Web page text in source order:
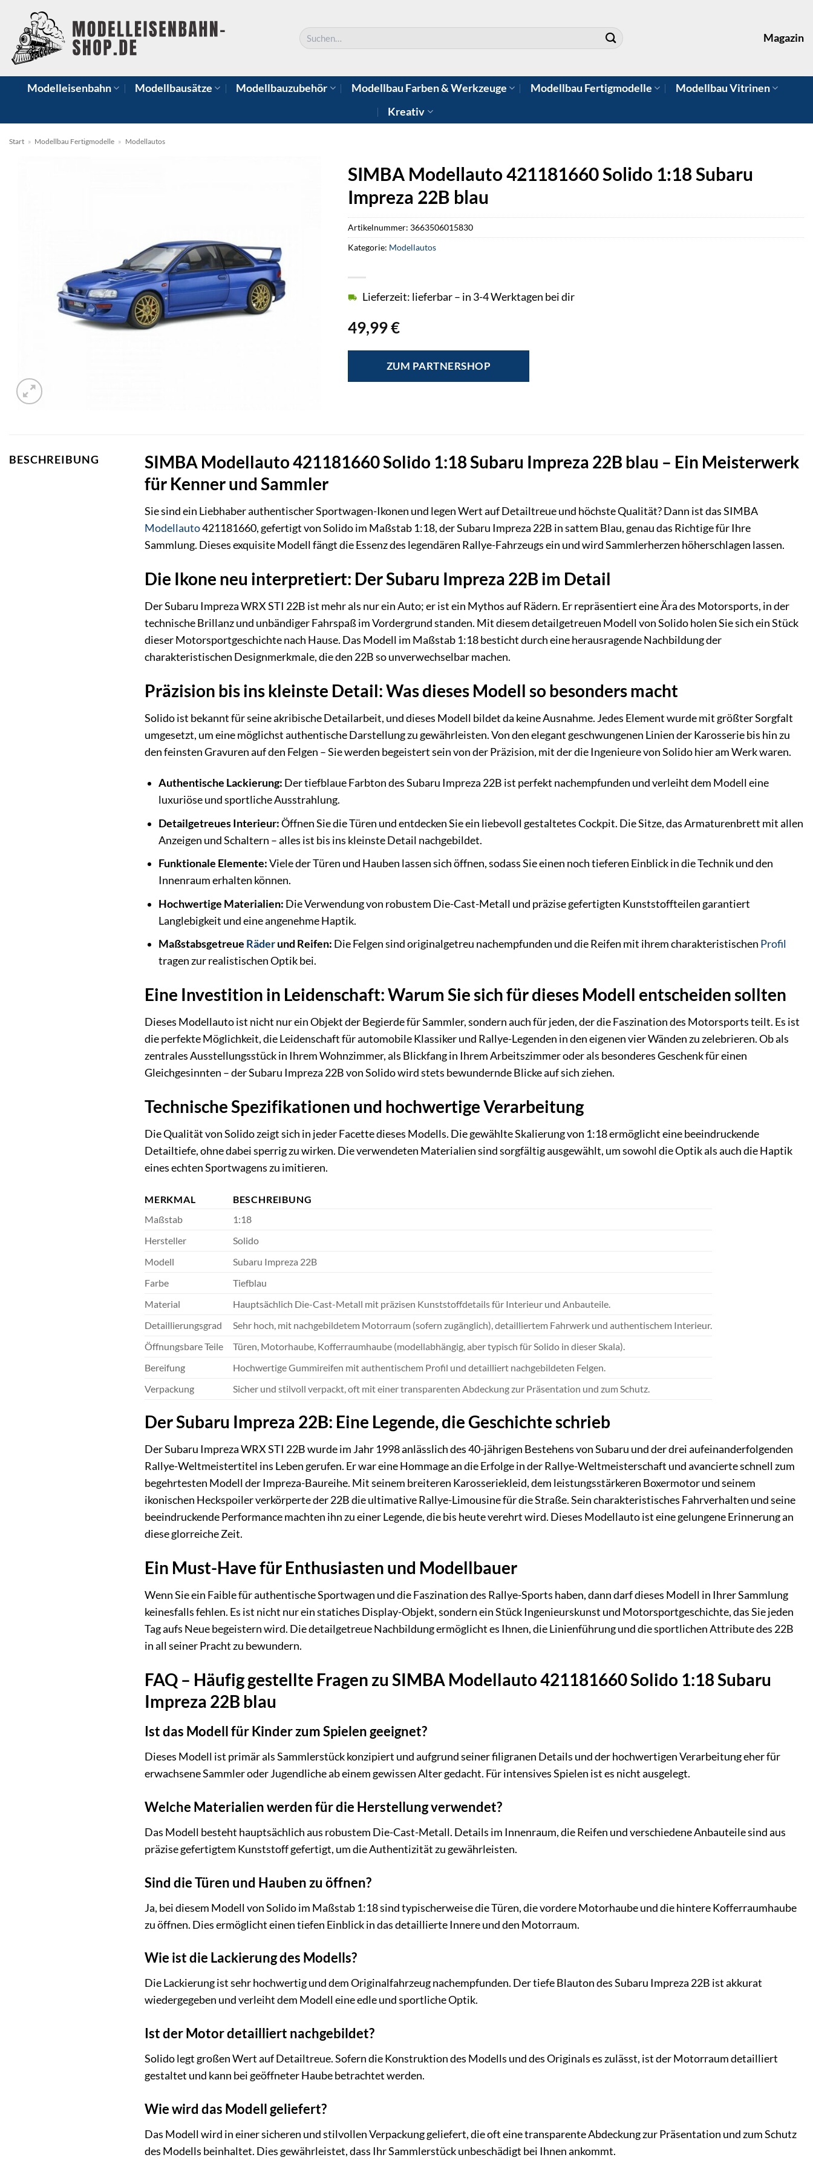
Inhalt
springen
Suchen
nach:
Magazin
Modelleisenbahn Modellbausätze Modellbauzubehör Modellbau Farben & Werkzeuge Modellbau Fertigmodelle
Modellbau Vitrinen
Kreativ
Start » Modellbau Fertigmodelle » Modellautos
SIMBA Modellauto 421181660 Solido 1:18 Subaru
Impreza 22B blau
49,99€
Lieferzeit: lieferbar – in 3-4 Werktagen bei dir
ZUM PARTNERSHOP
Artikelnummer: 3663506015830
Kategorie: Modellautos
BESCHREIBUNG
SIMBA Modellauto 421181660 Solido 1:18 Subaru Impreza 22B blau – Ein Meisterwerk
für Kenner und Sammler
Sie sind ein Liebhaber authentischer Sportwagen-Ikonen und legen Wert auf Detailtreue und höchste Qualität? Dann ist das SIMBA
Modellauto421181660, gefertigt von Solido im Maßstab 1:18, der Subaru Impreza 22B in sattem Blau, genau das Richtige für Ihre
Sammlung. Dieses exquisite Modell fängt die Essenz des legendären Rallye-Fahrzeugs ein und wird Sammlerherzen höherschlagen lassen.
Die Ikone neu interpretiert: Der Subaru Impreza 22B im Detail
Der Subaru Impreza WRX STI 22B ist mehr als nur ein Auto; er ist ein Mythos auf Rädern. Er repräsentiert eine Ära des Motorsports, in der
technische Brillanz und unbändiger Fahrspaß im Vordergrund standen. Mit diesem detailgetreuen Modell von Solido holen Sie sich ein Stück
dieser Motorsportgeschichte nach Hause. Das Modell im Maßstab 1:18 besticht durch eine herausragende Nachbildung der
charakteristischen Designmerkmale, die den 22B so unverwechselbar machen.
Präzision bis ins kleinste Detail: Was dieses Modell so besonders macht
Solido ist bekannt für seine akribische Detailarbeit, und dieses Modell bildet da keine Ausnahme. Jedes Element wurde mit größter Sorgfalt
umgesetzt, um eine möglichst authentische Darstellung zu gewährleisten. Von den elegant geschwungenen Linien der Karosserie bis hin zu
den feinsten Gravuren auf den Felgen – Sie werden begeistert sein von der Präzision, mit der die Ingenieure von Solido hier am Werk waren.
Authentische Lackierung: Der tiefblaue Farbton des Subaru Impreza 22B ist perfekt nachempfunden und verleiht dem Modell eine
luxuriöse und sportliche Ausstrahlung.
Detailgetreues Interieur:Öffnen Sie die Türen und entdecken Sie ein liebevoll gestaltetes Cockpit. Die Sitze, das Armaturenbrett mit allen
Anzeigen und Schaltern – alles ist bis ins kleinste Detail nachgebildet.
Funktionale Elemente:Viele der Türen und Hauben lassen sich öffnen, sodass Sie einen noch tieferen Einblick in die Technik und den
Innenraum erhalten können.
Hochwertige Materialien: Die Verwendung von robustem Die-Cast-Metall und präzise gefertigten Kunststoffteilen garantiert
Langlebigkeit und eine angenehme Haptik.
Maßstabsgetreue Räderund Reifen: Die Felgen sind originalgetreu nachempfunden und die Reifen mit ihrem charakteristischen Profil
tragen zur realistischen Optik bei.
Eine Investition in Leidenschaft: Warum Sie sich für dieses Modell entscheiden sollten
Dieses Modellauto ist nicht nur ein Objekt der Begierde für Sammler, sondern auch für jeden, der die Faszination des Motorsports teilt. Es ist
die perfekte Möglichkeit, die Leidenschaft für automobile Klassiker und Rallye-Legenden in den eigenen vier Wänden zu zelebrieren. Ob als
zentrales Ausstellungsstück in Ihrem Wohnzimmer, als Blickfang in Ihrem Arbeitszimmer oder als besonderes Geschenk für einen
Gleichgesinnten – der Subaru Impreza 22B von Solido wird stets bewundernde Blicke auf sich ziehen.
Technische Spezifikationen und hochwertige Verarbeitung
Die Qualität von Solido zeigt sich in jeder Facette dieses Modells. Die gewählte Skalierung von 1:18 ermöglicht eine beeindruckende
Detailtiefe, ohne dabei sperrig zu wirken. Die verwendeten Materialien sind sorgfältig ausgewählt, um sowohl die Optik als auch die Haptik
eines echten Sportwagens zu imitieren.
MERKMAL
BESCHREIBUNG
Maßstab
1:18
Hersteller
Solido
Modell
Subaru Impreza 22B
Farbe
Tiefblau
Material
Hauptsächlich Die-Cast-Metall mit präzisen Kunststoffdetails für Interieur und Anbauteile.
Detaillierungsgrad
Sehr hoch, mit nachgebildetem Motorraum (sofern zugänglich), detailliertem Fahrwerk und authentischem Interieur.
Öffnungsbare Teile
Türen, Motorhaube, Kofferraumhaube (modellabhängig, aber typisch für Solido in dieser Skala).
Bereifung
Hochwertige Gummireifen mit authentischem Profil und detailliert nachgebildeten Felgen.
Verpackung
Sicher und stilvoll verpackt, oft mit einer transparenten Abdeckung zur Präsentation und zum Schutz.
Der Subaru Impreza 22B: Eine Legende, die Geschichte schrieb
Der Subaru Impreza WRX STI 22B wurde im Jahr 1998 anlässlich des 40-jährigen Bestehens von Subaru und der drei aufeinanderfolgenden
Rallye-Weltmeistertitel ins Leben gerufen. Er war eine Hommage an die Erfolge in der Rallye-Weltmeisterschaft und avancierte schnell zum
begehrtesten Modell der Impreza-Baureihe. Mit seinem breiteren Karosseriekleid, dem leistungsstärkeren Boxermotor und seinem
ikonischen Heckspoiler verkörperte der 22B die ultimative Rallye-Limousine für die Straße. Sein charakteristisches Fahrverhalten und seine
beeindruckende Performance machten ihn zu einer Legende, die bis heute verehrt wird. Dieses Modellauto ist eine gelungene Erinnerung an
diese glorreiche Zeit.
Ein Must-Have für Enthusiasten und Modellbauer
Wenn Sie ein Faible für authentische Sportwagen und die Faszination des Rallye-Sports haben, dann darf dieses Modell in Ihrer Sammlung
keinesfalls fehlen. Es ist nicht nur ein statiches Display-Objekt, sondern ein Stück Ingenieurskunst und Motorsportgeschichte, das Sie jeden
Tag aufs Neue begeistern wird. Die detailgetreue Nachbildung ermöglicht es Ihnen, die Linienführung und die sportlichen Attribute des 22B
in all seiner Pracht zu bewundern.
FAQ – Häufig gestellte Fragen zu SIMBA Modellauto 421181660 Solido 1:18 Subaru
Impreza 22B blau
Ist das Modell für Kinder zum Spielen geeignet?
Dieses Modell ist primär als Sammlerstück konzipiert und aufgrund seiner filigranen Details und der hochwertigen Verarbeitung eher für
erwachsene Sammler oder Jugendliche ab einem gewissen Alter gedacht. Für intensives Spielen ist es nicht ausgelegt.
Welche Materialien werden für die Herstellung verwendet?
Das Modell besteht hauptsächlich aus robustem Die-Cast-Metall. Details im Innenraum, die Reifen und verschiedene Anbauteile sind aus
präzise gefertigtem Kunststoff gefertigt, um die Authentizität zu gewährleisten.
Sind die Türen und Hauben zu öffnen?
Ja, bei diesem Modell von Solido im Maßstab 1:18 sind typischerweise die Türen, die vordere Motorhaube und die hintere Kofferraumhaube
zu öffnen. Dies ermöglicht einen tiefen Einblick in das detaillierte Innere und den Motorraum.
Wie ist die Lackierung des Modells?
Die Lackierung ist sehr hochwertig und dem Originalfahrzeug nachempfunden. Der tiefe Blauton des Subaru Impreza 22B ist akkurat
wiedergegeben und verleiht dem Modell eine edle und sportliche Optik.
Ist der Motor detailliert nachgebildet?
Solido legt großen Wert auf Detailtreue. Sofern die Konstruktion des Modells und des Originals es zulässt, ist der Motorraum detailliert
gestaltet und kann bei geöffneter Haube betrachtet werden.
Wie wird das Modell geliefert?
Das Modell wird in einer sicheren und stilvollen Verpackung geliefert, die oft eine transparente Abdeckung zur Präsentation und zum Schutz
des Modells beinhaltet. Dies gewährleistet, dass Ihr Sammlerstück unbeschädigt bei Ihnen ankommt.